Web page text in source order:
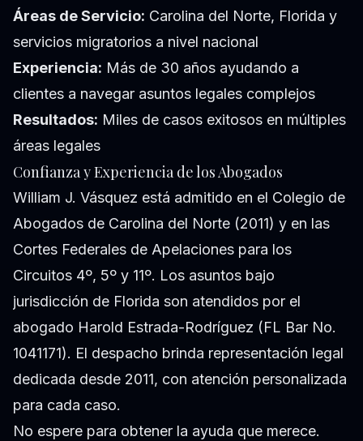
Áreas de Servicio: Carolina del Norte, Florida y
servicios migratorios a nivel nacional
Experiencia: Más de 30 años ayudando a
clientes a navegar asuntos legales complejos
Resultados: Miles de casos exitosos en múltiples
áreas legales
Confianza y Experiencia de los Abogados
William J. Vásquez está admitido en el Colegio de
Abogados de Carolina del Norte (2011) y en las
Cortes Federales de Apelaciones para los
Circuitos 4º, 5º y 11º. Los asuntos bajo
jurisdicción de Florida son atendidos por el
abogado Harold Estrada-Rodríguez (FL Bar No.
1041171). El despacho brinda representación legal
dedicada desde 2011, con atención personalizada
para cada caso.
No espere para obtener la ayuda que merece.